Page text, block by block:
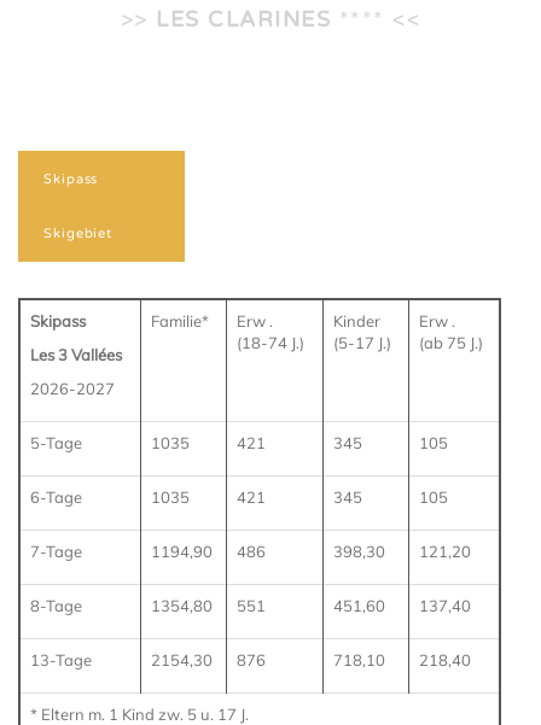
>> LES CLARINES **** <<
Skipass
Skigebiet
Skipass
Les 3 Vallées
2026-2027
Familie*
Erw .
(18-74 J.)
Kinder
(5-17 J.)
Erw .
(ab 75 J.)
5-Tage 1035 421 345 105
6-Tage 1035 421 345 105
7-Tage 1194,90 486 398,30 121,20
8-Tage 1354,80 551 451,60 137,40
13-Tage 2154,30 876 718,10 218,40
* Eltern m. 1 Kind zw. 5 u. 17 J.